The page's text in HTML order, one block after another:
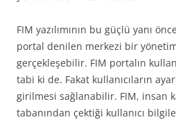
FIM yazılımının bu güçlü yanı
portal denilen merkezi bir
gerçekleşebilir. FIM portalın
tabi ki de. Fakat kullanıcıların
girilmesi sağlanabilir. FIM, insan
tabanından çektiği kullanıcı